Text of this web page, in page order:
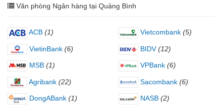
Văn phòng Ngân hàng tại Quảng Bình
ACB (1) Vietcombank (5)
VietinBank (6) BIDV (12)
MSB (1) VPBank (6)
Agribank (22) Sacombank (6)
DongABank (1) NASB (2)